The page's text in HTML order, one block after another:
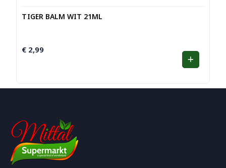
TIGER BALM WIT 21ML
€ 2,99